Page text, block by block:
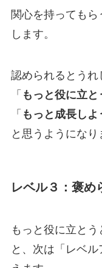
関心を持っても
します。
認められるとうれ
「 もっと役に立と
「 もっと成長しよ
と思うようになり
レベル３：褒め
もっと役に立とう
と、次は「レベ